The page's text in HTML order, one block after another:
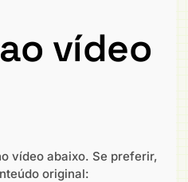
vídeo
vídeo abaixo. Se preferir,
original: